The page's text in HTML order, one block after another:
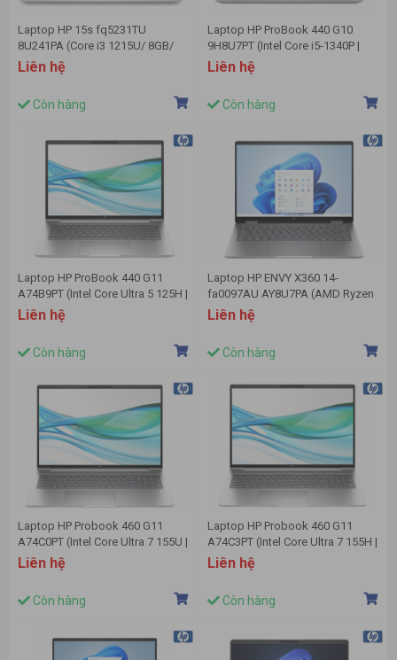
Laptop HP 15s fq5231TU
8U241PA (Core i3 1215U/ 8GB/
256GB SSD/ Intel UHD Graphics/
15.6inch Full HD/ Windows 11
Liên hệ
Còn hàng
Laptop HP ProBook 440 G10
9H8U7PT (Intel Core i5-1340P |
16GB | 512GB | 14 inch FHD | Win
11 | Bạc)
Liên hệ
Còn hàng
Laptop HP ProBook 440 G11
A74B9PT (Intel Core Ultra 5 125H |
16GB | 512GB | Intel Arc Graphics
| 14 inch WUXGA | Cảm ứng | Win
Liên hệ
Còn hàng
Laptop HP ENVY X360 14-
fa0097AU AY8U7PA (AMD Ryzen
5 8640HS | 16GB | 512GB | AMD
Radeon | 14 inch 3K OLED | Cảm
Liên hệ
Còn hàng
Laptop HP Probook 460 G11
A74C0PT (Intel Core Ultra 7 155U |
16GB | 512GB | 16 inch WUXGA
IPS | Win 11 | Bạc)
Liên hệ
Còn hàng
Laptop HP Probook 460 G11
A74C3PT (Intel Core Ultra 7 155H |
16GB | 512GB | Intel Arc | 16 inch
WUXGA | Win 11 | Bạc
Liên hệ
Còn hàng